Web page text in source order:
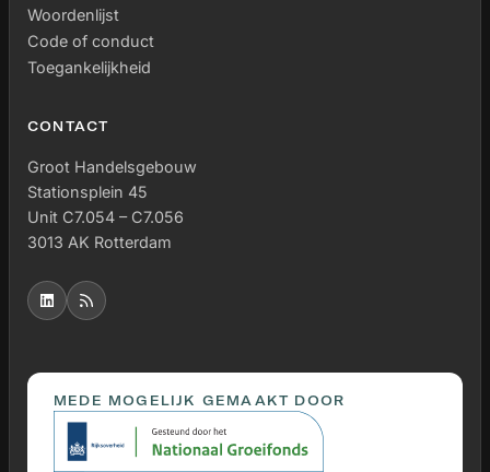
Woordenlijst
Code of conduct
Toegankelijkheid
CONTACT
Groot Handelsgebouw
Stationsplein 45
Unit C7.054 – C7.056
3013 AK Rotterdam
MEDE MOGELIJK GEMAAKT DOOR